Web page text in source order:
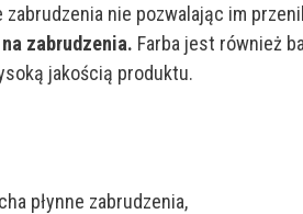
zabrudzenia nie pozwalając im
zabrudzenia. Farba jest również
jakością produktu.
płynne zabrudzenia,